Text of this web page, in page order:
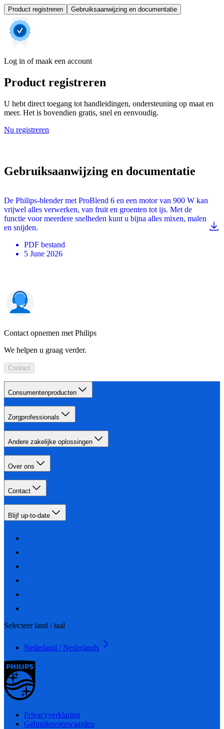
Product registreren Gebruiksaanwijzing en documentatie
Log in of maak een account
Product registreren
U hebt direct toegang tot handleidingen, ondersteuning op maat en
meer. Het is bovendien gratis, snel en eenvoudig.
Nu registreren
Gebruiksaanwijzing en documentatie
De Philips-blender met ProBlend 6 en een motor van 900 W kan
vrijwel alles verwerken, van fruit en groenten tot ijs. Met de
functie voor meerdere snelheden kunt u bijna alles mixen, malen
en snijden.
PDF bestand
5 June 2026
Contact opnemen met Philips
We helpen u graag verder.
Contact
Consumentenproducten
Zorgprofessionals
Andere zakelijke oplossingen
Over ons
Contact
Blijf up-to-date
Selecteer land / taal
Nederland / Nederlands
Privacyverklaring
Gebruiksvoorwaarden